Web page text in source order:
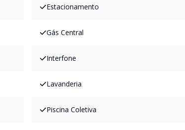
Estacionamento
Gás Central
Interfone
Lavanderia
Piscina Coletiva